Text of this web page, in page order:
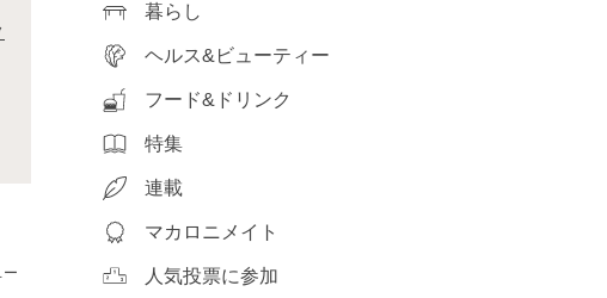
暮らし
ヘルス&ビューティー
フード&ドリンク
特集
連載
マカロニメイト
人気投票に参加